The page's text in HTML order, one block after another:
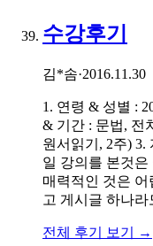
수강후기
김*솜·2016.11.30
1. 연령 & 성별 :
& 기간 : 문법, 전
원서읽기, 2주) 3.
일 강의를 본것
매력적인 것은 어
고 게시글 하나
전체 후기 보기 →